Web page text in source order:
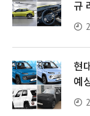
규
현
예